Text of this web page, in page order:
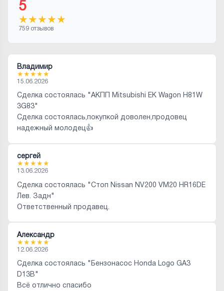
5
★★★★★
759 отзывов
Владимир
★★★★★
15.06.2026
Сделка состоялась "АКПП Mitsubishi EK Wagon H81W
3G83"
Сделка состоялась,покупкой доволен,продовец
надежный молодец👍
сергей
★★★★★
13.06.2026
Сделка состоялась "Стоп Nissan NV200 VM20 HR16DE
Лев. Задн"
Ответственный продавец.
Александр
★★★★★
12.06.2026
Сделка состоялась "Бензонасос Honda Logo GA3
D13B"
Всё отлично спасибо